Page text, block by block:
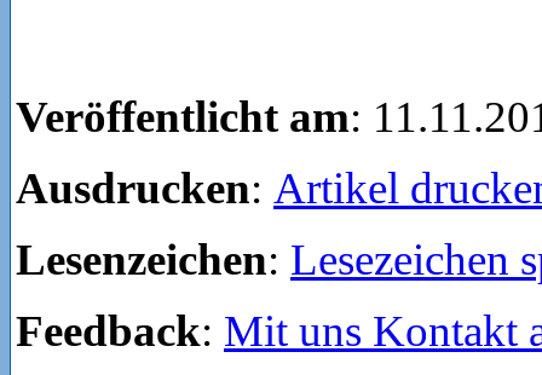
Veröffentlicht am:
Ausdrucken: Artikel
Lesenzeichen: Lesezeichen
Feedback: Mit uns Kontakt